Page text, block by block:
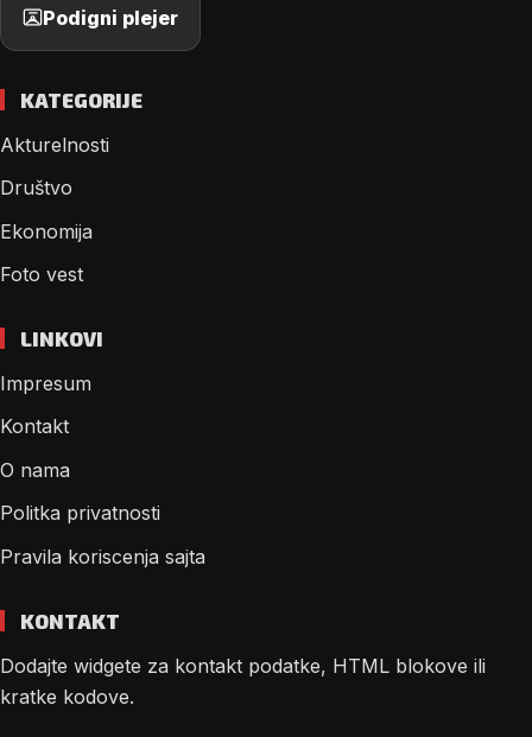
Podigni plejer
KATEGORIJE
Akturelnosti
Društvo
Ekonomija
Foto vest
LINKOVI
Impresum
Kontakt
O nama
Politka privatnosti
Pravila koriscenja sajta
KONTAKT
Dodajte widgete za kontakt podatke, HTML blokove ili
kratke kodove.